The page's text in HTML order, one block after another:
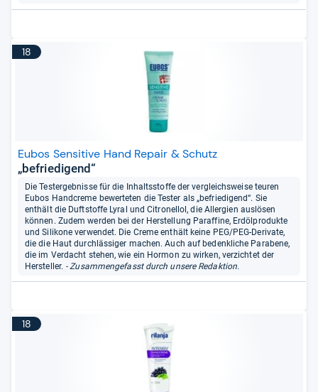
18
Eubos Sensitive Hand Repair & Schutz
„befriedigend“
Die Testergebnisse für die Inhaltsstoffe der vergleichsweise teuren
Eubos Handcreme bewerteten die Tester als „befriedigend“. Sie
enthält die Duftstoffe Lyral und Citronellol, die Allergien auslösen
können. Zudem werden bei der Herstellung Paraffine, Erdölprodukte
und Silikone verwendet. Die Creme enthält keine PEG/PEG-Derivate,
die die Haut durchlässiger machen. Auch auf bedenkliche Parabene,
die im Verdacht stehen, wie ein Hormon zu wirken, verzichtet der
Hersteller. - Zusammengefasst durch unsere Redaktion.
18